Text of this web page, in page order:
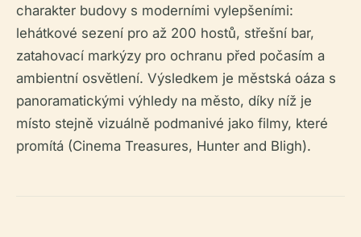
charakter budovy s moderními vylepšeními:
lehátkové sezení pro až 200 hostů, střešní bar,
zatahovací markýzy pro ochranu před počasím a
ambientní osvětlení. Výsledkem je městská oáza s
panoramatickými výhledy na město, díky níž je
místo stejně vizuálně podmanivé jako filmy, které
promítá (Cinema Treasures, Hunter and Bligh).